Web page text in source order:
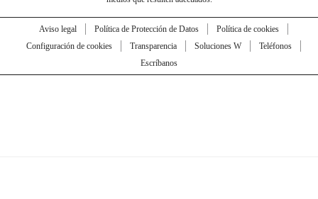
Aviso legal Política de Protección de Datos
Política de cookies
Configuración de cookies
Transparencia Soluciones W
Teléfonos
Escríbanos